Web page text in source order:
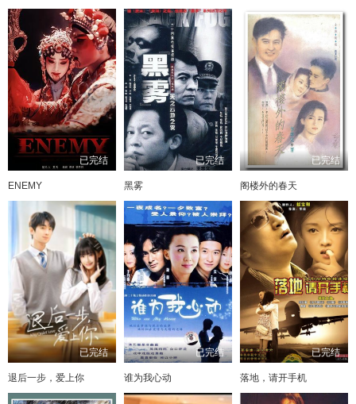
已完结
ENEMY
已完结
黑雾
已完结
阁楼外的春天
已完结
退后一步，爱上你
已完结
谁为我心动
已完结
落地，请开手机